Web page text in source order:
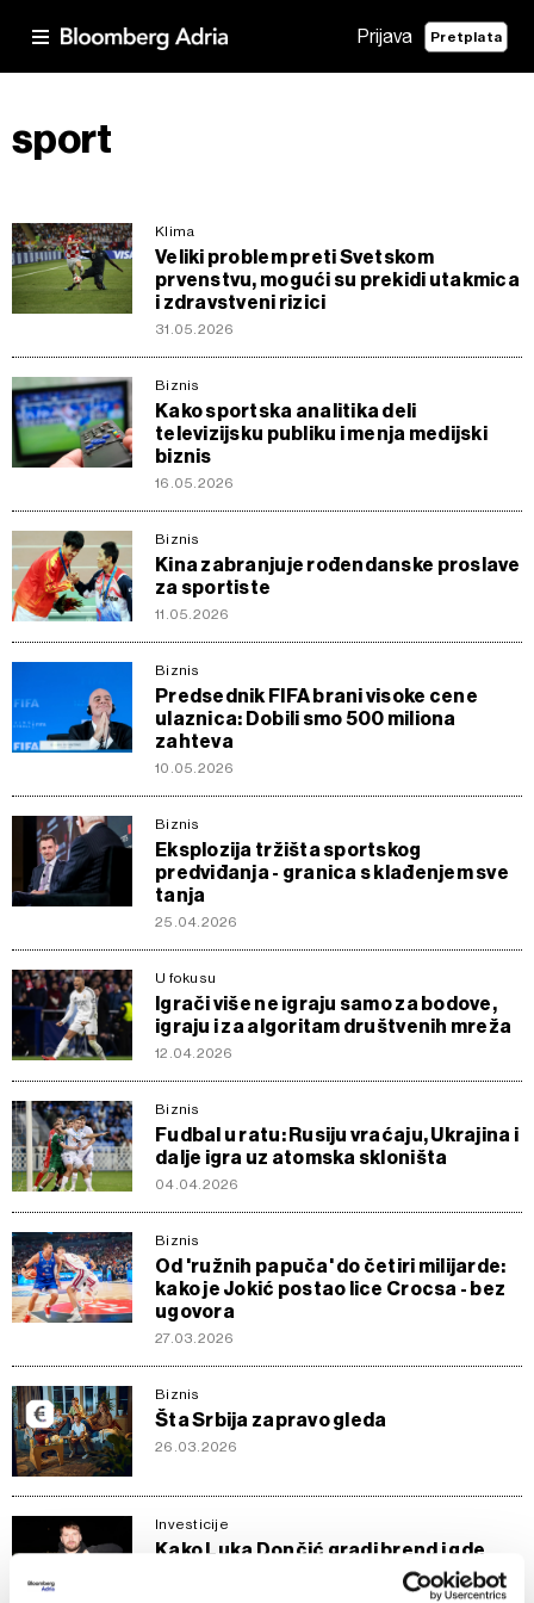
Prijava Pretplata
sport
Klima
Veliki problem preti Svetskom
prvenstvu, mogući su prekidi utakmica
i zdravstveni rizici
31.05.2026
Biznis
Kako sportska analitika deli
televizijsku publiku i menja medijski
biznis
16.05.2026
Biznis
Kina zabranjuje rođendanske proslave
za sportiste
11.05.2026
Biznis
Predsednik FIFA brani visoke cene
ulaznica: Dobili smo 500 miliona
zahteva
10.05.2026
Biznis
Eksplozija tržišta sportskog
predviđanja - granica s klađenjem sve
tanja
25.04.2026
U fokusu
Igrači više ne igraju samo za bodove,
igraju i za algoritam društvenih mreža
12.04.2026
Biznis
Fudbal u ratu: Rusiju vraćaju, Ukrajina i
dalje igra uz atomska skloništa
04.04.2026
Biznis
Od 'ružnih papuča' do četiri milijarde:
kako je Jokić postao lice Crocsa - bez
ugovora
27.03.2026
Biznis
Šta Srbija zapravo gleda
26.03.2026
Investicije
Kako Luka Dončić gradi brend i gde